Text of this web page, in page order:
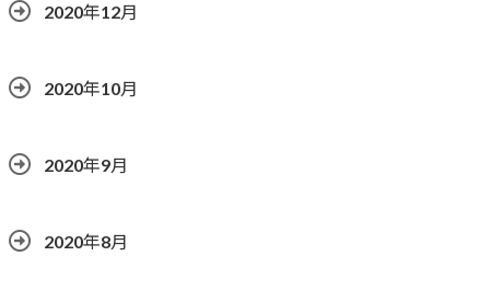
2020年12月
2020年10月
2020年9月
2020年8月